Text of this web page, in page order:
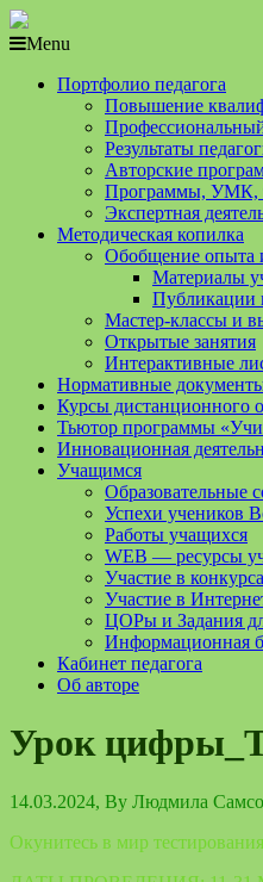
Menu
Портфолио педагога
Повышение
Результаты
Авторские
Программы, УМК,
Экспертная
Методическая копилка
Обобщение опыта
Материалы
Публикации
Мастер-классы и
Открытые занятия
Интерактивные
Нормативные
Курсы дистанционного
Тьютор программы
Инновационная
Учащимся
Образовательные
Успехи учеников
Работы учащихся
WEB — ресурсы
Участие в
Участие в
ЦОРы и Задания
Информационная
Кабинет педагога
Об авторе
Урок
14.03.2024, By Людмила
Окунитесь в мир